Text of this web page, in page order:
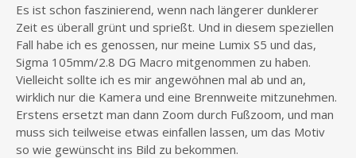
Es ist schon faszinierend, wenn nach längerer dunklerer
Zeit es überall grünt und sprießt. Und in diesem speziellen
Fall habe ich es genossen, nur meine Lumix S5 und das,
Sigma 105mm/2.8 DG Macro mitgenommen zu haben.
Vielleicht sollte ich es mir angewöhnen mal ab und an,
wirklich nur die Kamera und eine Brennweite mitzunehmen.
Erstens ersetzt man dann Zoom durch Fußzoom, und man
muss sich teilweise etwas einfallen lassen, um das Motiv
so wie gewünscht ins Bild zu bekommen.